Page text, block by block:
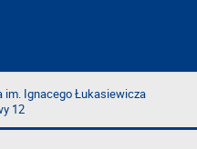
im. Ignacego Łukasiewicza
12